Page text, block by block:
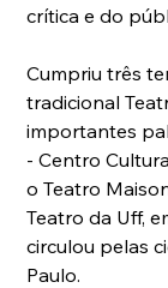
crítica e do
Cumpriu três
tradicional
importantes
- Centro
o Teatro
Teatro da Uff,
circulou pelas
Paulo.